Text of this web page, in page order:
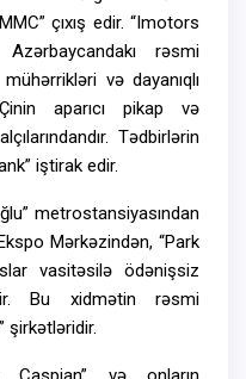
çıxış edir. “Imotors
rəsmi
və dayanıqlı
aparıcı pikap və
Tədbirlərin
iştirak edir.
metrostansiyasından
Mərkəzindən, “Park
vasitəsilə ödənişsiz
Bu xidmətin rəsmi
şirkətləridir.